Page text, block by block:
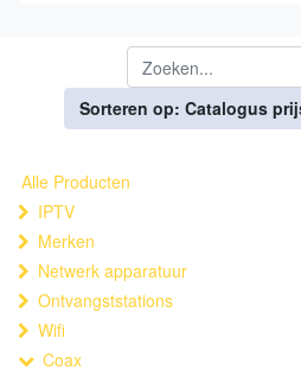
Sorteren op: Catalogus
Alle Producten
IPTV
Merken
Netwerk apparatuur
Ontvangststations
Wifi
Coax